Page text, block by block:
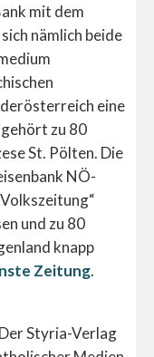
mit dem
nämlich beide
eine
zu 80
St. Pölten. Die
NÖ-
und zu 80
knapp
Zeitung.
Styria-Verlag